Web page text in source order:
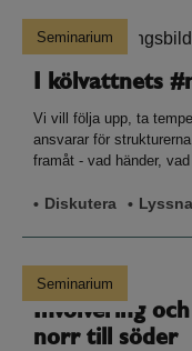
I kölvattnets
Seminarium
Vi vill följa upp, ta
ansvarar för
framåt - vad händer,
Diskutera Lyssna
Involvering
norr till söder
Seminarium